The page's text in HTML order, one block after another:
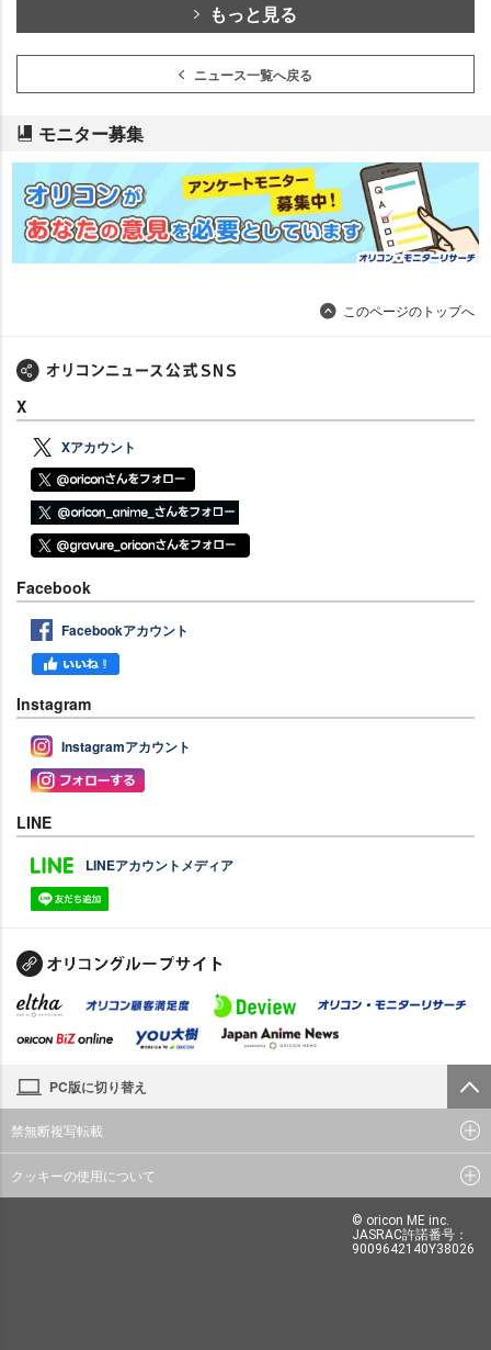
もっと見る
ニュース一覧へ戻る
モニター募集
このページのトップへ
X
Xアカウント
Facebook
Facebookアカウント
Instagram
Instagramアカウント
LINE
LINEアカウントメディア
PC版に切り替え
禁無断複写転載
クッキーの使用について
© oricon ME inc.
JASRAC許諾番号：
9009642140Y38026